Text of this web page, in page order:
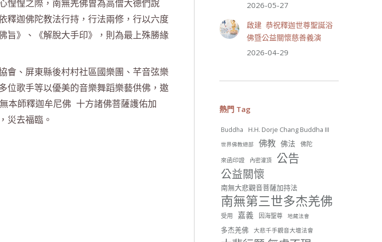
惶惶之際，南無羌佛曾為高僧大德們說
釋迦佛陀教法行持，行法兩修，行以六度
旨》、《解脫大手印》，則為最上殊勝緣
會、屏東縣後村村社區國樂團、芊音弦樂
位歌手等以優美的音樂舞蹈樂藝供佛，邀
本師釋迦牟尼佛 十方諸佛菩薩護佑加
災去福臨。
世界佛教正心會
週日（7/19）將於世界佛教正
心會金龜山三寶殿... 觀看更多
世界佛教正心會
June 22, 2026, 10:11 AM
[世界佛教正心會 新聞報導]
正心會行善列車開向花蓮基
隆， 關心榮民、榮眷及遺孤！
#正心會
#新北記者職業工會
#基隆榮服處
#花蓮榮家
2026-05-27
啟建 恭祝釋迦世尊聖誕浴
佛暨公益關懷慈善義演
2026-04-29
熱門 Tag
Buddha H.H. Dorje Chang Buddha III
世界佛教總部 佛教 佛法 佛陀
來函印證 內密灌頂 公告
公益關懷
南無大悲觀音菩薩加持法
南無第三世多杰羌佛
受用 嘉義 因海聖尊 地藏法會
多杰羌佛 大悲千手觀音大壇法會